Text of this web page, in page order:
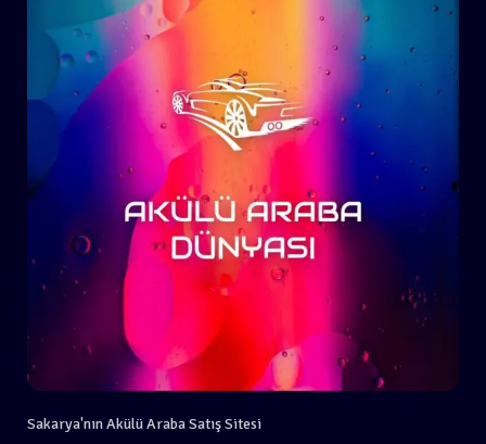
Sakarya'nın Akülü Araba Satış Sitesi